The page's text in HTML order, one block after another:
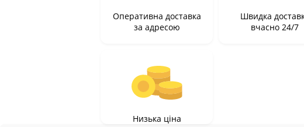
Оперативна доставка
за адресою
Швидка
вчасно 24/7
Низька ціна